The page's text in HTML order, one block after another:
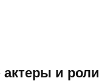
актеры и роли